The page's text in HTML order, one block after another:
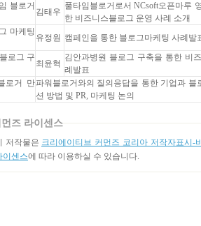
블로거
김태우
풀타임블로거로서 NCsoft오픈마루
한 비즈니스블로그 운영 사례 소개
마케팅
유정원 캠페인을 통한 블로그마케팅 사례발
로그 구
최윤혁
김안과병원 블로그 구축을 통한 비
례발표
로거 만파워블로거와의 질의응답을 통한 기업과 블
션 방법 및 PR, 마케팅 논의
즈 라이센스
저작물은 크리에이티브 커먼즈 코리아 저작자표시-
이센스에 따라 이용하실 수 있습니다.